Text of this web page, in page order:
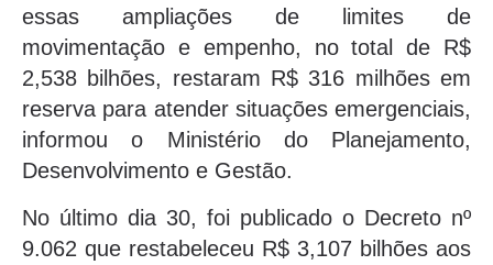
essas ampliações de limites de
movimentação e empenho, no total de R$
2,538 bilhões, restaram R$ 316 milhões em
reserva para atender situações emergenciais,
informou o Ministério do Planejamento,
Desenvolvimento e Gestão.
No último dia 30, foi publicado o Decreto nº
9.062 que restabeleceu R$ 3,107 bilhões aos